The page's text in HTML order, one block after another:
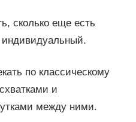
сколько еще есть
по классическому
и
между ними.